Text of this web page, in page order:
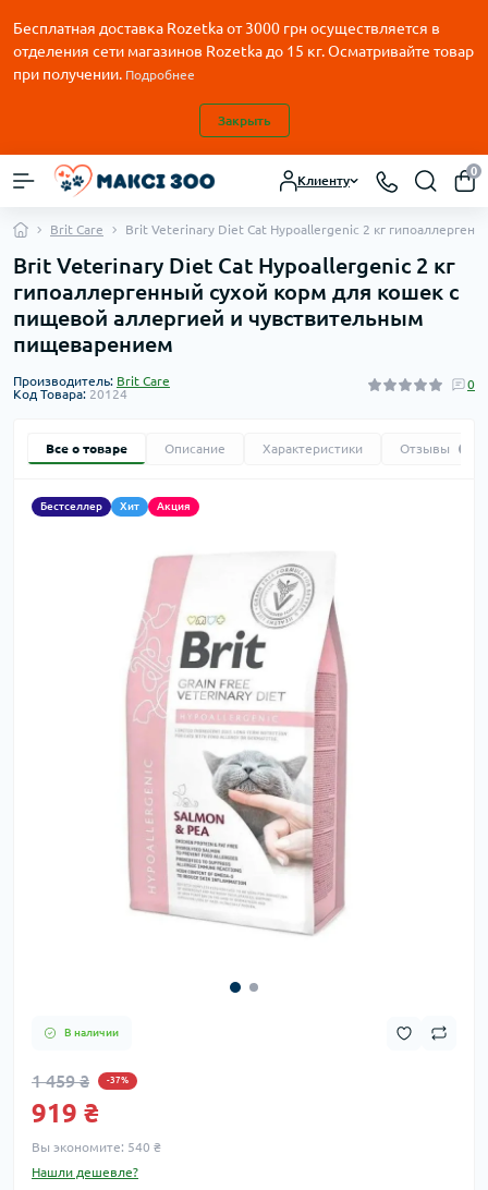
Бесплатная доставка Rozetka от3000 грн осуществляется в
отделения сети магазинов Rozetka до 15 кг. Осматривайте товар
при получении. Подробнее
Закрыть
Клиенту
0
Brit Care Brit Veterinary Diet Cat Hypoallergenic 2 кг
Brit Veterinary Diet Cat Hypoallergenic 2 кг
гипоаллергенный сухой корм для кошек с
пищевой аллергией и чувствительным
пищеварением
Производитель: Brit Care
Код Товара: 20124
0
Все о товаре Описание Характеристики Отзывы
Бестселлер Хит Акция
В наличии
1 459 ₴ -37%
919 ₴
Вы экономите: 540 ₴
Нашли дешевле?